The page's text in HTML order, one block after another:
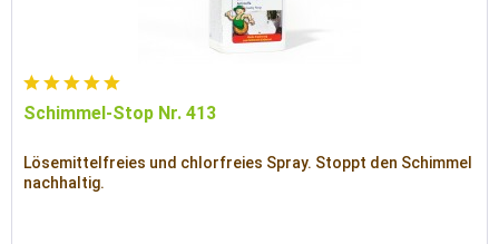
Schimmel-Stop Nr. 413
Lösemittelfreies und chlorfreies Spray. Stoppt den Schimmel
nachhaltig.